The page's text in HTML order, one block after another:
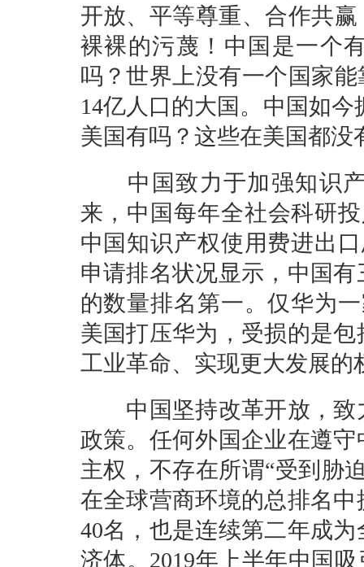
开放、平等尊重、合作共
裸裸的污蔑！中国是一个
吗？世界上没有一个国家
14亿人口的大国。中国如
美国有吗？这些在美国都
中国致力于加强知识产
来，中国每年全社会科研
中国知识产权使用费进出
申请排名状况显示，中国
的数量排名第一。仅华为
美国打压华为，受损的是
工业革命、实现更大发展的
中国坚持改革开放，致
政策。任何外国企业在遵
主权，不存在所谓“受到胁
在全球营商环境的总排名
40名，也是连续第二年成
济体。2019年上半年中国